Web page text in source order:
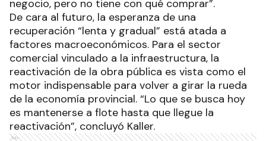
negocio, pero no tiene con qué comprar”.
De cara al futuro, la esperanza de una
recuperación “lenta y gradual” está atada a
factores macroeconómicos. Para el sector
comercial vinculado a la infraestructura, la
reactivación de la obra pública es vista como el
motor indispensable para volver a girar la rueda
de la economía provincial. “Lo que se busca hoy
es mantenerse a flote hasta que llegue la
reactivación”, concluyó Kaller.
Ads